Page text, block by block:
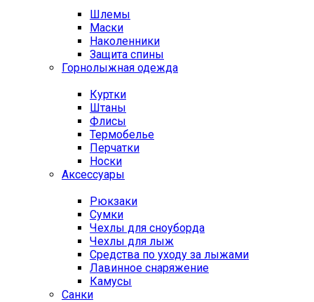
Шлемы
Маски
Наколенники
Защита спины
Горнолыжная одежда
Куртки
Штаны
Флисы
Термобелье
Перчатки
Носки
Аксессуары
Рюкзаки
Сумки
Чехлы для сноуборда
Чехлы для лыж
Средства по уходу за лыжами
Лавинное снаряжение
Камусы
Санки